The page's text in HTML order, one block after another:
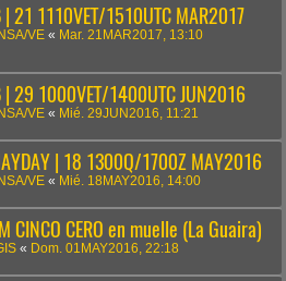
| 21 1110VET/1510UTC MAR2017
VE « Mar. 21MAR2017, 13:10
| 29 1000VET/1400UTC JUN2016
VE « Mié. 29JUN2016, 11:21
| 18 1300Q/1700Z MAY2016
VE « Mié. 18MAY2016, 14:00
CINCO CERO en muelle (La Guaira)
« Dom. 01MAY2016, 22:18